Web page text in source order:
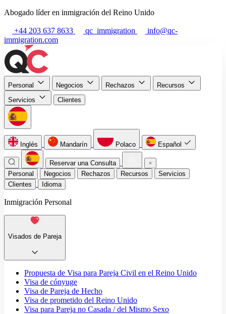
Abogado líder en inmigración del Reino Unido
+44 203 637 8633 qc_immigration
info@qc-
immigration.com
Personal Negocios Rechazos
Recursos
Servicios
Clientes
Inglés Mandarín Polaco Español
Reservar una Consulta
Personal
Negocios Rechazos Recursos
Servicios
Clientes
Idioma
Inmigración Personal
Visados de Pareja
Propuesta de Visa para Pareja Civil en el Reino Unido
Visa de cónyuge
Visa de Pareja de Hecho
Visa de prometido del Reino Unido
Visa para Pareja no Casada / del Mismo Sexo